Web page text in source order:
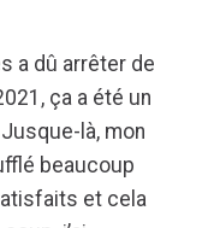
a dû arrêter de
ça a été un
là, mon
beaucoup
et cela